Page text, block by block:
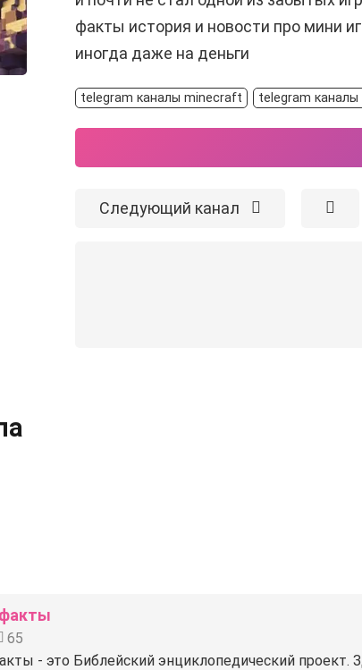
факты история и новости про мини
иногда даже на деньги
telegram каналы minecraft telegram каналы
Следующий канал
65
- это Библейский энциклопедический